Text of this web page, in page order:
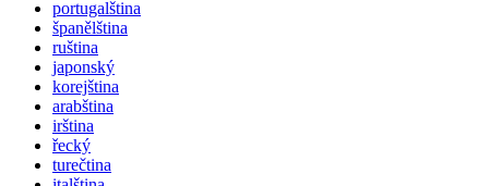
portugalština
španělština
ruština
japonský
korejština
arabština
irština
řecký
turečtina